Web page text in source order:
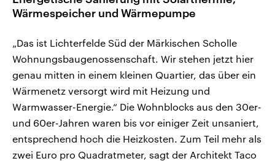
Wärmespeicher und Wärmepumpe
„Das ist Lichterfelde Süd der Märkischen Scholle
Wohnungsbaugenossenschaft. Wir stehen jetzt hier
genau mitten in einem kleinen Quartier, das über ein
Wärmenetz versorgt wird mit Heizung und
Warmwasser-Energie.“ Die Wohnblocks aus den 30er-
und 60er-Jahren waren bis vor einiger Zeit unsaniert,
entsprechend hoch die Heizkosten. Zum Teil mehr als
zwei Euro pro Quadratmeter, sagt der Architekt Taco